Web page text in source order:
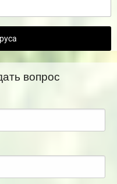
вопрос